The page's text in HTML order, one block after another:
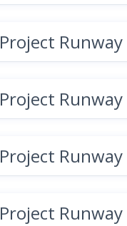
Project Runway
Project Runway
Project Runway
Project Runway